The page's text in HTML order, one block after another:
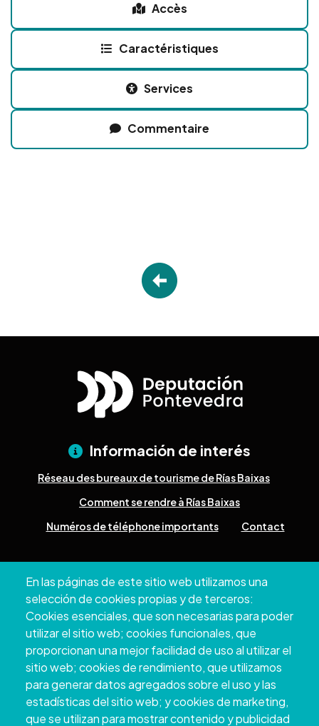
Accès
Caractéristiques
Services
Commentaire
En las páginas de este sitio web utilizamos una
selección de cookies propias y de terceros:
Cookies esenciales, que son necesarias para poder
utilizar el sitio web; cookies funcionales, que
proporcionan una mejor facilidad de uso al utilizar el
sitio web; cookies de rendimiento, que utilizamos
para generar datos agregados sobre el uso y las
estadísticas del sitio web; y cookies de marketing,
que se utilizan para mostrar contenido y publicidad
Información de interés
Réseau des bureaux de tourisme de Rías Baixas
Comment se rendre à Rías Baixas
Numéros de téléphone importants
Contact
Pontevedra
+34 986 804 100 | +34 986 804 124